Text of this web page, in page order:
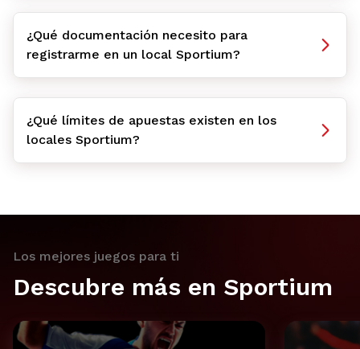
¿Qué documentación necesito para
registrarme en un local Sportium?
¿Qué límites de apuestas existen en los
locales Sportium?
Los mejores juegos para ti
Descubre más en Sportium